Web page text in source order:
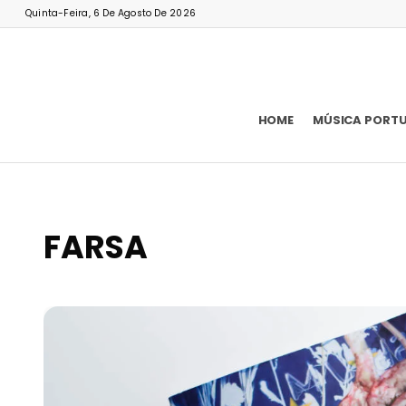
Quinta-Feira, 6 De Agosto De 2026
HOME MÚSICA
FARSA